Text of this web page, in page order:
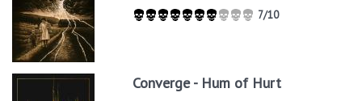
7/10
Converge - Hum of Hurt